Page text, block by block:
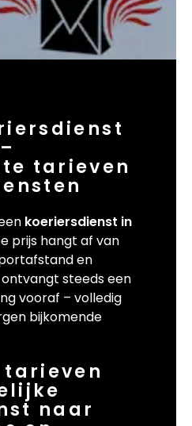
tarieven
koeriersdienst in
prijs hangt af van
en
steeds een
vooraf – volledig
bijkomende
naar